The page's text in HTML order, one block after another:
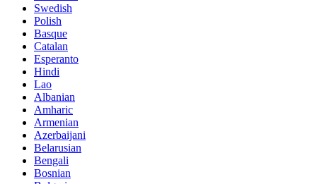
Swedish
Polish
Basque
Catalan
Esperanto
Hindi
Lao
Albanian
Amharic
Armenian
Azerbaijani
Belarusian
Bengali
Bosnian